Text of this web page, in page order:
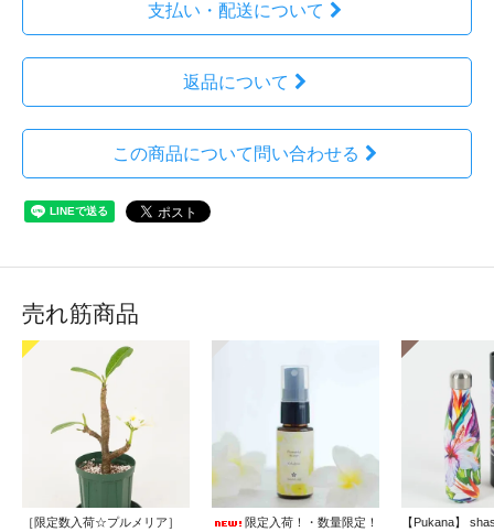
支払い・配送について
返品について
この商品について問い合わせる
売れ筋商品
［限定数入荷☆プルメリア］
限定入荷！・数量限定！
【Pukana】